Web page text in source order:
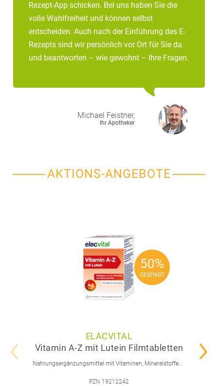
Rezept-App schicken. Bei uns haben Sie die
volle Wahlfreiheit und können selbst
entscheiden. Auch nach der Einführung des E-
Rezepts sind wir persönlich vor Ort für Sie da
und beantworten – wie gewohnt – Ihre Fragen.
Michael Feistner,
Ihr Apotheker
AKTIONS-ANGEBOTE
50%
GESPART
50%
GESPART
ELACVITAL
Vitamin A-Z mit Lutein Filmtabletten
Nahrungsergänzungsmittel mit Vitaminen, Mineralstoffen, Spurenelementen und Lutein.
PZN 19212242